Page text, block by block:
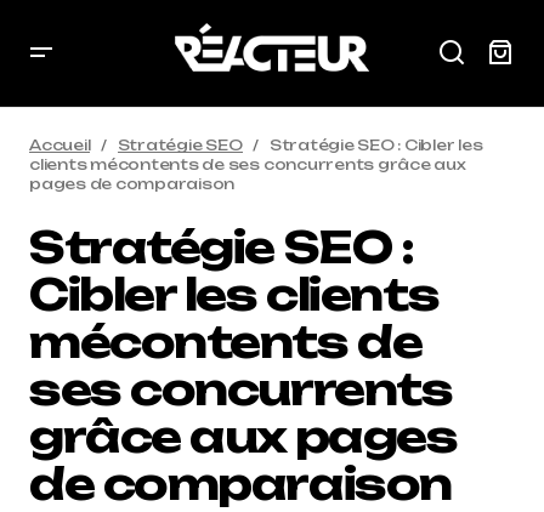
Accueil Stratégie SEO
Stratégie SEO : Cibler les
clients mécontents de ses concurrents grâce aux
pages de comparaison
Stratégie SEO :
Cibler les clients
mécontents de
ses concurrents
grâce aux pages
de comparaison